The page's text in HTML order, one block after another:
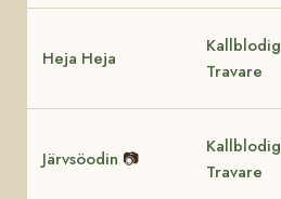
Heja Heja
Kallblodig
Travare
Järvsöodin 📷
Kallblodig
Travare